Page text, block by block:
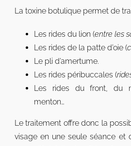
La toxine botulique permet de
Les rides du lion (entre les
Les rides de la patte d’oie (
Le pli d’amertume.
Les rides péribuccales (
Les rides du front, du
menton…
Le traitement offre donc la
visage en une seule séance et